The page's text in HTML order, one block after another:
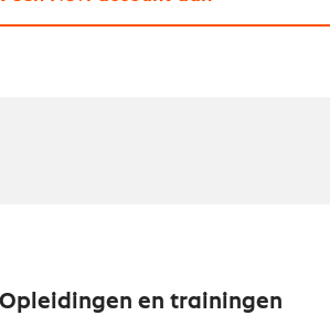
Opleidingen en trainingen